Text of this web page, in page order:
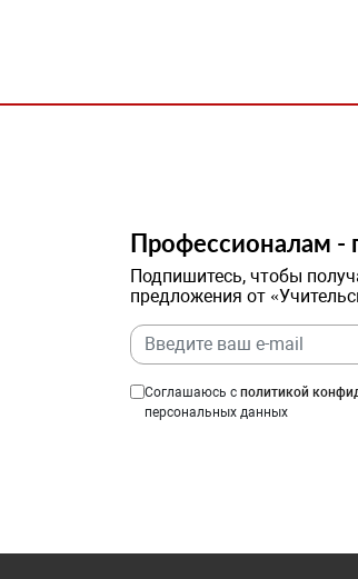
Профессионалам -
Подпишитесь, чтобы
предложения от
Соглашаюсь с политикой
персональных данных